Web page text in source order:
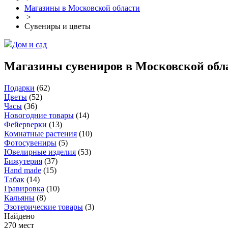
Магазины в Московской области
>
Сувениры и цветы
Дом и сад
Магазины сувениров в Московской
Подарки (62)
Цветы (52)
Часы (36)
Новогодние товары (14)
Фейерверки (13)
Комнатные растения (10)
Фотосувениры (5)
Ювелирные изделия (53)
Бижутерия (37)
Hand made (15)
Табак (14)
Гравировка (10)
Кальяны (8)
Эзотерические товары (3)
Найдено
270 мест